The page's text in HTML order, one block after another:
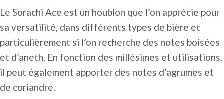
Le Sorachi Ace est un houblon que l’on apprécie pour
sa versatilité, dans différents types de bière et
particulièrement si l’on recherche des notes boisées
et d’aneth. En fonction des millésimes et utilisations,
il peut également apporter des notes d’agrumes et
de coriandre.